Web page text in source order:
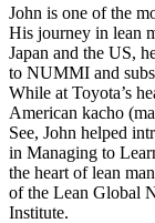
John is one of the
His journey in lean
Japan and the US,
to NUMMI and
While at Toyota’s
American kacho
See, John helped
in Managing to
the heart of lean
of the Lean Global
Institute.